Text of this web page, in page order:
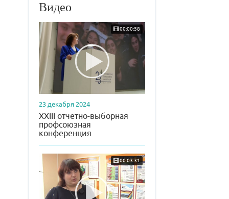
Видео
00:00:58
23 декабря 2024
XXIII отчетно-выборная
профсоюзная
конференция
00:03:31